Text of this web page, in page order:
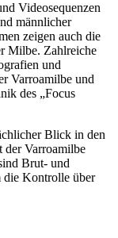
Videosequenzen
männlicher
zeigen auch die
Milbe. Zahlreiche
und
Varroamilbe und
des „Focus
Blick in den
der Varroamilbe
Brut- und
die Kontrolle über